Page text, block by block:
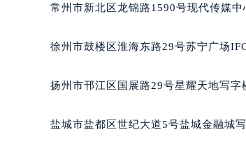
黑龙江省牡丹江市东安
黑龙江省齐齐哈尔市龙
黑龙江省绥化市北林区
吉林省白城市洮北区明
常州市新北区龙锦路1590号现代传媒
徐州市鼓楼区淮海东路29号苏宁广场
扬州市邗江区国展路29号星耀天地写字
盐城市盐都区世纪大道5号盐城金融城